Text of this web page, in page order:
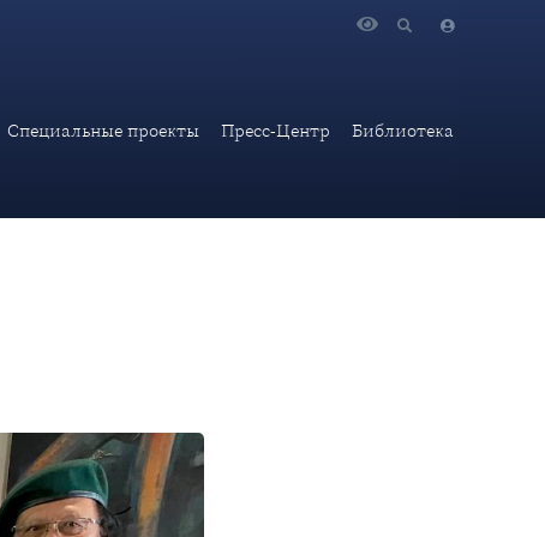
Специальные проекты Пресс-Центр Библиотека